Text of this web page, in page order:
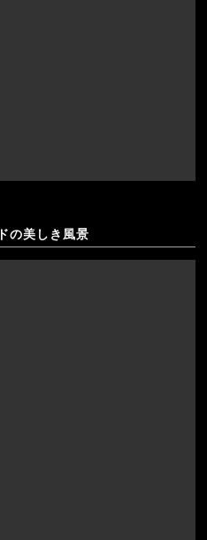
の美しき風景